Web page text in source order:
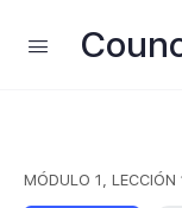
MÓDULO 1, LECCIÓN